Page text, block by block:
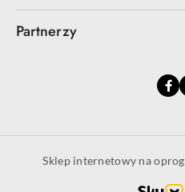
Partnerzy
Sklep internetowy na